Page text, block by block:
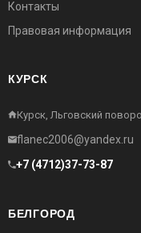
Контакты
Правовая информация
КУРСК
Курск, Льговский
flanec2006@yandex.ru
+7 (4712)37-73-87
БЕЛГОРОД